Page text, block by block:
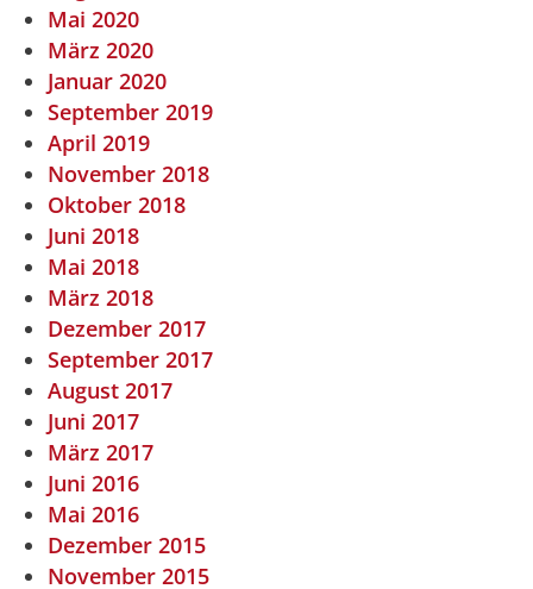
Mai 2020
März 2020
Januar 2020
September 2019
April 2019
November 2018
Oktober 2018
Juni 2018
Mai 2018
März 2018
Dezember 2017
September 2017
August 2017
Juni 2017
März 2017
Juni 2016
Mai 2016
Dezember 2015
November 2015